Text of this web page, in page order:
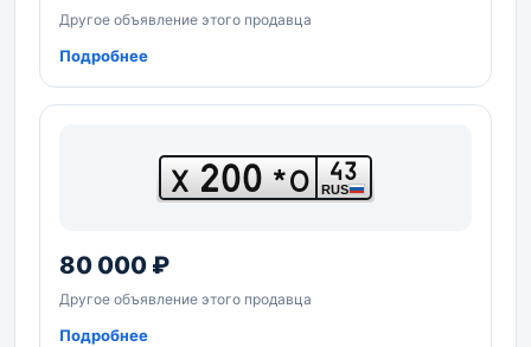
Другое объявление этого продавца
Подробнее
Х 200 *О 43
RUS
80 000 ₽
Другое объявление этого продавца
Подробнее